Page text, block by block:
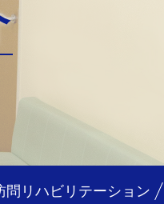
問リハビリテーション